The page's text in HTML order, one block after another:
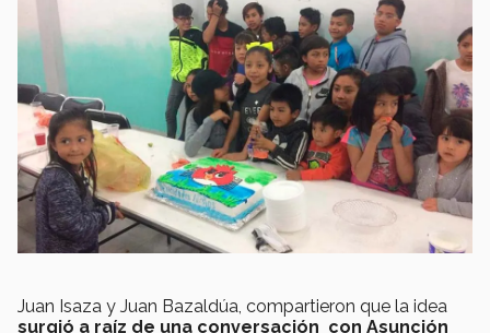
Juan Isaza y Juan Bazaldúa, compartieron que la idea
surgió a raíz de una conversación con Asunción